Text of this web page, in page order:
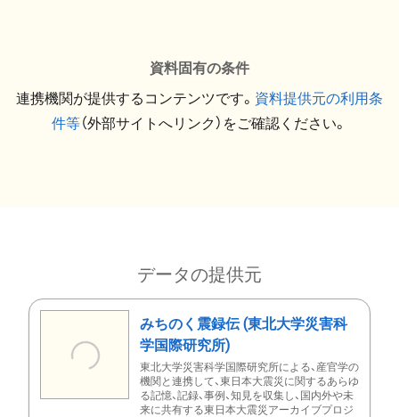
資料固有の条件
連携機関が提供するコンテンツです。 資料提供元の利用条
件等（外部サイトへリンク）をご確認ください。
データの提供元
みちのく震録伝 (東北大学災害科
学国際研究所)
東北大学災害科学国際研究所による、産官学の
機関と連携して、東日本大震災に関するあらゆ
る記憶、記録、事例、知見を収集し、国内外や未
来に共有する東日本大震災アーカイブプロジ